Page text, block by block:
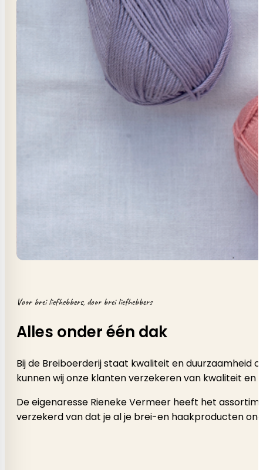
Voor brei liefhebbers, door brei liefhebbers
Alles onder één dak
Bij de Breiboerderij staat kwaliteit en duurzaamheid
kunnen wij onze klanten verzekeren van kwaliteit en
De eigenaresse Rieneke Vermeer heeft het
verzekerd van dat je al je brei-en haakproducten